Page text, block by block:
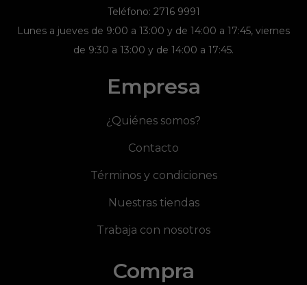
Teléfono: 2716 9991
Lunes a jueves de 9:00 a 13:00 y de 14:00 a 17:45, viernes
de 9:30 a 13:00 y de 14:00 a 17:45.
Empresa
¿Quiénes somos?
Contacto
Términos y condiciones
Nuestras tiendas
Trabaja con nosotros
Compra